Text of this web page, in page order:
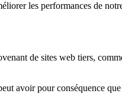
les performances de
de sites web tiers,
avoir pour conséquence